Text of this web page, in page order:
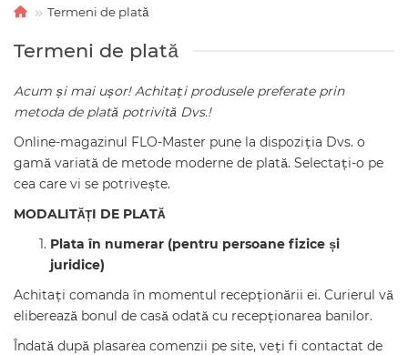
Termeni de plată
Termeni de plată
Acum și mai ușor! Achitați produsele preferate prin
metoda de plată potrivită Dvs.!
Online-magazinul FLO-Master pune la dispoziția Dvs. o
gamă variată de metode moderne de plată. Selectați-o pe
cea care vi se potrivește.
MODALITĂȚI DE PLATĂ
Plata în numerar (pentru persoane fizice și
juridice)
Achitați comanda în momentul recepționării ei. Curierul vă
eliberează bonul de casă odată cu recepționarea banilor.
Îndată după plasarea comenzii pe site, veți fi contactat de